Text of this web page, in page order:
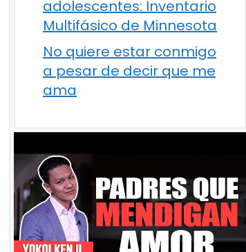
adolescentes: Inventario
Multifásico de Minnesota
No quiere estar conmigo
a pesar de decir que me
ama